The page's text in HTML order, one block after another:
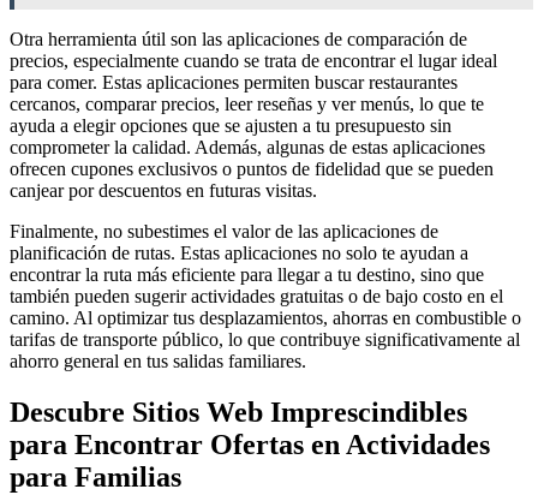
Otra herramienta útil son las aplicaciones de comparación de
precios, especialmente cuando se trata de encontrar el lugar ideal
para comer. Estas aplicaciones permiten buscar restaurantes
cercanos, comparar precios, leer reseñas y ver menús, lo que te
ayuda a elegir opciones que se ajusten a tu presupuesto sin
comprometer la calidad. Además, algunas de estas aplicaciones
ofrecen cupones exclusivos o puntos de fidelidad que se pueden
canjear por descuentos en futuras visitas.
Finalmente, no subestimes el valor de las aplicaciones de
planificación de rutas. Estas aplicaciones no solo te ayudan a
encontrar la ruta más eficiente para llegar a tu destino, sino que
también pueden sugerir actividades gratuitas o de bajo costo en el
camino. Al optimizar tus desplazamientos, ahorras en combustible o
tarifas de transporte público, lo que contribuye significativamente al
ahorro general en tus salidas familiares.
Descubre Sitios Web Imprescindibles
para Encontrar Ofertas en Actividades
para Familias